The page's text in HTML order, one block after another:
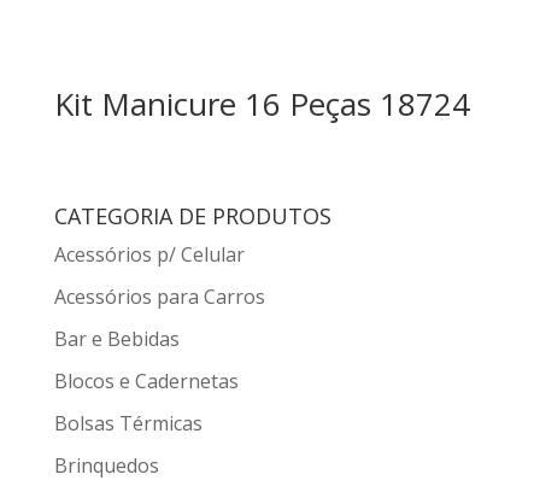
Kit Manicure 16 Peças 18724
CATEGORIA DE PRODUTOS
Acessórios p/ Celular
Acessórios para Carros
Bar e Bebidas
Blocos e Cadernetas
Bolsas Térmicas
Brinquedos